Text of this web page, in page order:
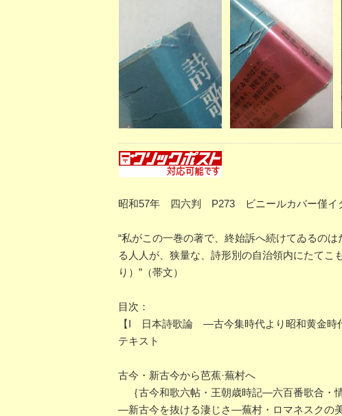
昭和57年 四六判 P273 ビニールカバー僅イ
“私がこの一巻の著で、終始訴へ続けてゐるの
る人人が、狭量な、詩形別の自治領内にたてこ
り）”（帯文）
目次：
【I 日本詩歌論 ―古今集時代より昭和黄金時
テキスト
古今・新古今から芭蕉·蕪村へ
｛古今和歌六帖・王朝歳時記―六百番歌合・
―新古今を抜ける淒じさ―蕪村・ロマネスクの美